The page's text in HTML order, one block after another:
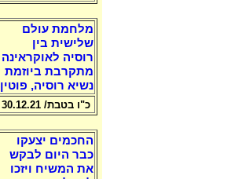
מלחמת עולם
שלישית בין
רוסיה לאוקראינה
מתקרבת ביוזמת
נשיא רוסיה, פוטין
כ"ו בטבת/ 30.12.21
החכמים יצעקו
כבר היום לבקש
את המשיח ויזכו